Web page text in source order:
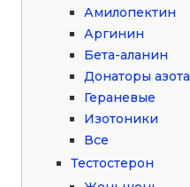
Амилопектин
Аргинин
Бета-аланин
Донаторы азота
Гераневые
Изотоники
Все
Тестостерон